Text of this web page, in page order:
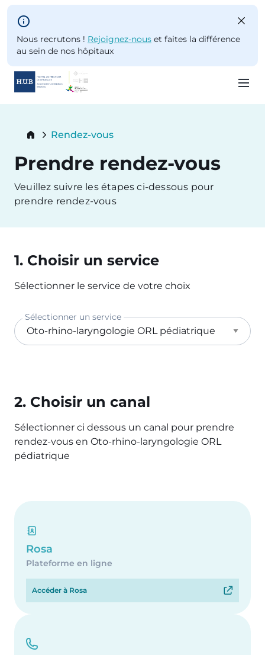
Skip to main content
Nous recrutons ! Rejoignez-nous et faites la différence
au sein de nos hôpitaux
content
Breadcrumb
Rendez-vous
Prendre rendez-vous
Veuillez suivre les étapes ci-dessous pour
prendre rendez-vous
1. Choisir un service
Sélectionner le service de votre choix
Sélectionner un service
2. Choisir un canal
Sélectionner ci dessous un canal pour prendre
rendez-vous en Oto-rhino-laryngologie ORL
pédiatrique
Rosa
Plateforme en ligne
Accéder à Rosa